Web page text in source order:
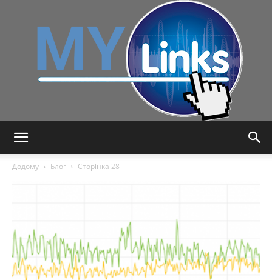
Додому Блог Сторінка 28